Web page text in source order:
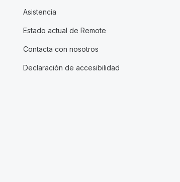
Asistencia
Estado actual de Remote
Contacta con nosotros
Declaración de accesibilidad